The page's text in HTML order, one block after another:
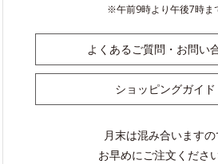
午前9時より午後7時ま
よくあるご質問・お問い
ショッピングガイド
月末は混み合いますの
お早めにご注文ください